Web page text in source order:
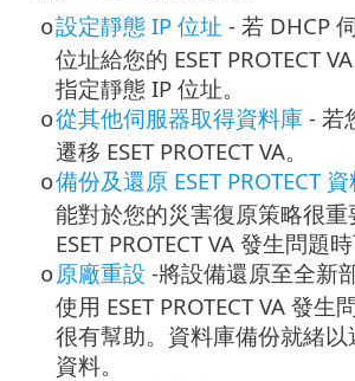
o設定靜態 IP 位址 - 若 DHCP
位址給您的 ESET PROTECT
指定靜態 IP 位址。
o從其他伺服器取得資料庫 - 若
遷移 ESET PROTECT VA。
o備份及還原 ESET PROTECT
能對於您的災害復原策略很重
ESET PROTECT VA 發生問題
o原廠重設 -將設備還原至全新
使用 ESET PROTECT VA 發生
很有幫助。資料庫備份就緒
資料。